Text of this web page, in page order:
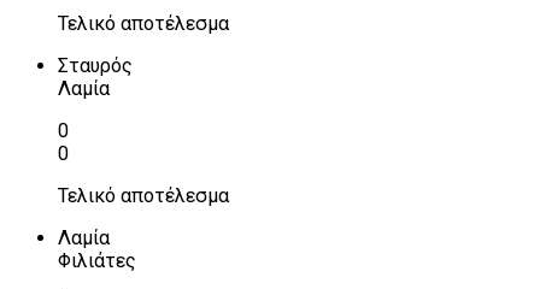
Τελικό αποτέλεσμα
Σταυρός
Λαμία
0
0
Τελικό αποτέλεσμα
Λαμία
Φιλιάτες